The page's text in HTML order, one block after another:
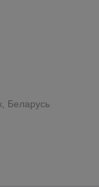
Беларусь